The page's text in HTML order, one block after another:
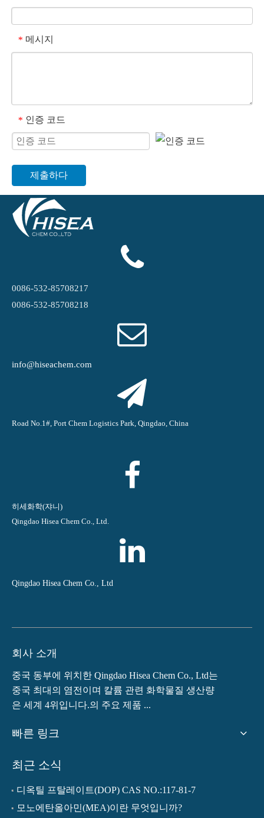
* 메시지
* 인증 코드
제출하다
0086-532-85708217
0086-532-85708218
info@hiseachem.com
Road No.1#, Port Chem Logistics Park, Qingdao, China
히세화학(쟈니)
Qingdao Hisea Chem Co., Ltd.
Qingdao Hisea Chem Co., Ltd
회사 소개
중국 동부에 위치한 Qingdao Hisea Chem Co., Ltd는
중국 최대의 염전이며 칼륨 관련 화학물질 생산량
은 세계 4위입니다.의 주요 제품 ...
빠른 링크
최근 소식
디옥틸 프탈레이트(DOP) CAS NO.:117-81-7
모노에탄올아민(MEA)이란 무엇입니까?